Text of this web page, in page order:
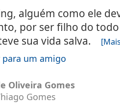
alguém como ele
por ser filho do
sua vida salva.
para um amigo
Oliveira Gomes
Gomes